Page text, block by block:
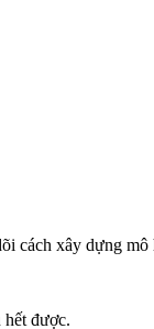
cách xây dựng
được.